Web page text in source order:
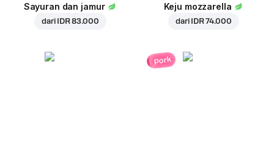
Sayuran dan jamur
dari IDR 83.000
Keju mozzarella
dari IDR 74.000
pork